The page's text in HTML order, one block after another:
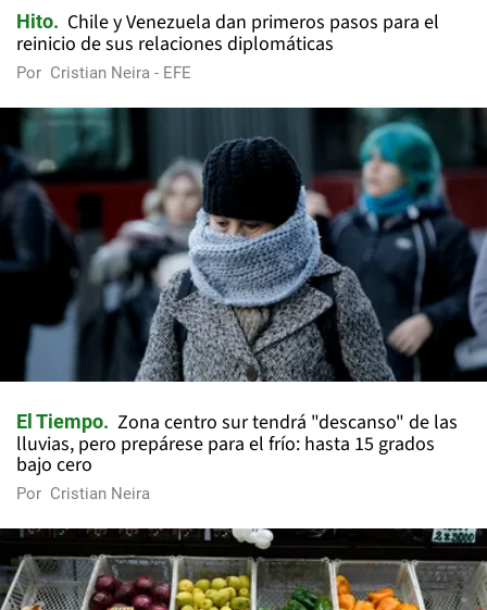
Hito
Chile y Venezuela dan primeros pasos para el
reinicio de sus relaciones diplomáticas
Por Cristian Neira - EFE
El Tiempo
Zona centro sur tendrá "descanso" de las
lluvias, pero prepárese para el frío: hasta 15 grados
bajo cero
Por Cristian Neira